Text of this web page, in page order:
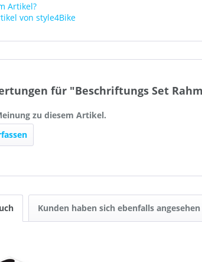
Artikel?
von style4Bike
für "Beschriftungs Set
zu diesem Artikel.
Kunden haben sich ebenfalls angesehen